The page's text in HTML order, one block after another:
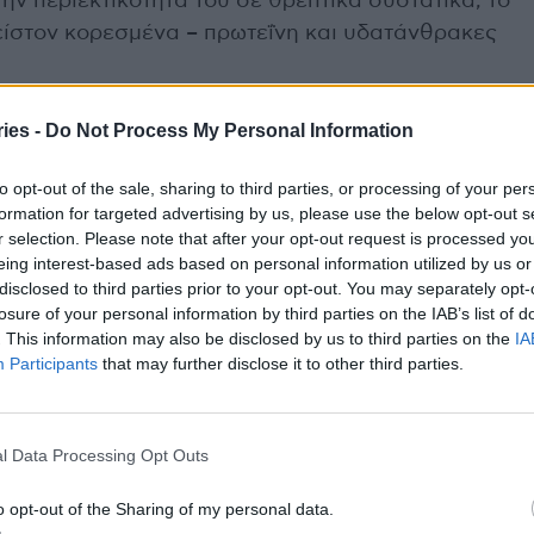
- Do Not Process My Personal Information
opt-out of the sale, sharing to third parties, or processing of your
for targeted advertising by us, please use the below opt-out
selection. Please note that after your opt-out request is processed
interest-based ads based on personal information utilized by us
to third parties prior to your opt-out. You may separately
of your personal information by third parties on the IAB’s list of
This information may also be disclosed by us to third parties on the
Participants that may further disclose it to other third parties.
Data Processing Opt Outs
opt-out of the Sharing of my personal data.
κορεσμένα – πρωτεΐνη και υδατάνθρακες
στο τυρί είναι η καζεΐνη, ενώ ο κυριότερος
όμως τη θρεπτική του αξία, η υψηλή
σε λιπαρά ή/ και αλάτι έχουν καταστήσει
όσον αφορά στον τύπο και την ποσότητα του
καθημερινά.
σε άλμη είναι ιδιαίτερα πλούσια σε
για άτομα με υπέρταση ή άλλους
νοσήματα. Καλό είναι τα αλμυρά τυριά να
πχ, το ανθότυρο ή η μυζήθρα.
τυριά αποτελούν πηγή «κακών» κορεσμένων